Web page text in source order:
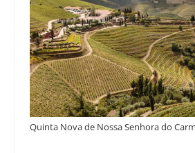
Quinta Nova de Nossa Senhora do